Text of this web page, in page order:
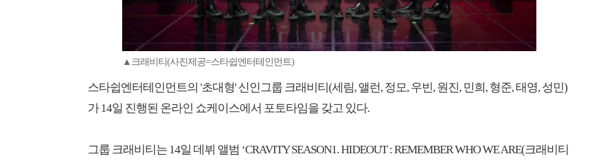
▲크래비티(사진제공=스타쉽엔터테인먼트)
스타쉽엔터테인먼트의 '초대형' 신인그룹 크래비티(세림, 앨런, 정모, 우빈, 원진, 민희, 형준, 태영, 성민)
가 14일 진행된 온라인 쇼케이스에서 포토타임을 갖고 있다.
그룹 크래비티는 14일 데뷔 앨범 ‘CRAVITY SEASON1. HIDEOUT : REMEMBER WHO WE ARE(크래비티